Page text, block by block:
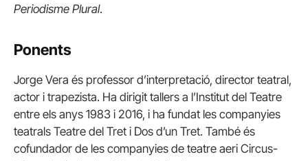
Periodisme Plural.
Ponents
Jorge Vera és professor d’interpretació, director teatral,
actor i trapezista. Ha dirigit tallers a l’Institut del Teatre
entre els anys 1983 i 2016, i ha fundat les companyies
teatrals Teatre del Tret i Dos d’un Tret. També és
cofundador de les companyies de teatre aeri Circus-